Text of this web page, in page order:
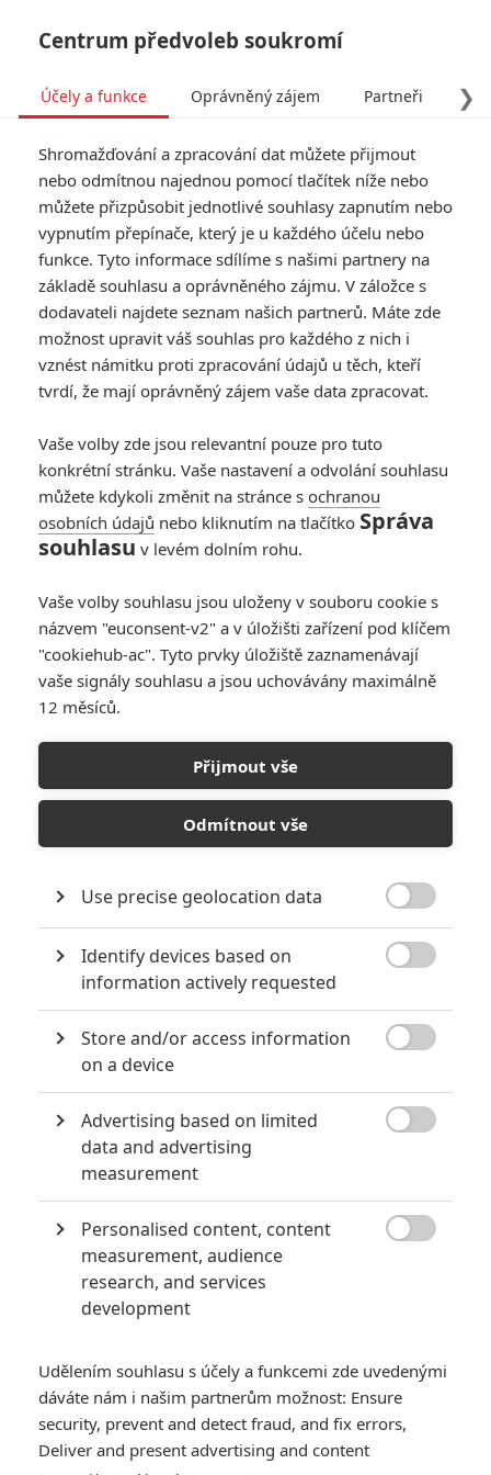
flipus
fandimefilmu.cz/uzivatel/flipus
Jmeno:Filip
Příjmění:Trubelik
Počet článků 0
Počet
komentářů
232
POSLEDNÍ KOMENTOVANÉ ČLÁNKY UŽIVATELEM
FLIPUS
NOVINKY RECENZE
Captain America: Nový svět – Vůbec
nejhorší marvelovka dorazila do kin
Recenzenti na novém Kapitánu Amerikovi a červeném Hulkovi
nenechávají nit suchou.
NOVINKY TRAILERY
Centrum předvoleb soukromí
❯
Účely a funkce Oprávněný zájem Partneři
Shromažďování a zpracování dat můžete přijmout
nebo odmítnou najednou pomocí tlačítek níže nebo
můžete přizpůsobit jednotlivé souhlasy zapnutím nebo
vypnutím přepínače, který je u každého účelu nebo
funkce. Tyto informace sdílíme s našimi partnery na
základě souhlasu a oprávněného zájmu. V záložce s
dodavateli najdete seznam našich partnerů. Máte zde
možnost upravit váš souhlas pro každého z nich i
vznést námitku proti zpracování údajů u těch, kteří
tvrdí, že mají oprávněný zájem vaše data zpracovat.
Vaše volby zde jsou relevantní pouze pro tuto
konkrétní stránku. Vaše nastavení a odvolání souhlasu
můžete kdykoli změnit na stránce s ochranou
osobních údajů nebo kliknutím na tlačítko Správa
souhlasu v levém dolním rohu.
Vaše volby souhlasu jsou uloženy v souboru cookie s
názvem "euconsent-v2" a v úložišti zařízení pod klíčem
"cookiehub-ac". Tyto prvky úložiště zaznamenávají
vaše signály souhlasu a jsou uchovávány maximálně
12 měsíců.
Přijmout vše
Odmítnout vše
Use precise geolocation data
Identify devices based on
information actively requested
Store and/or access information
on a device
Advertising based on limited
data and advertising
measurement
Personalised content, content
measurement, audience
research, and services
development
Udělením souhlasu s účely a funkcemi zde uvedenými
dáváte nám i našim partnerům možnost: Ensure
security, prevent and detect fraud, and fix errors,
Deliver and present advertising and content